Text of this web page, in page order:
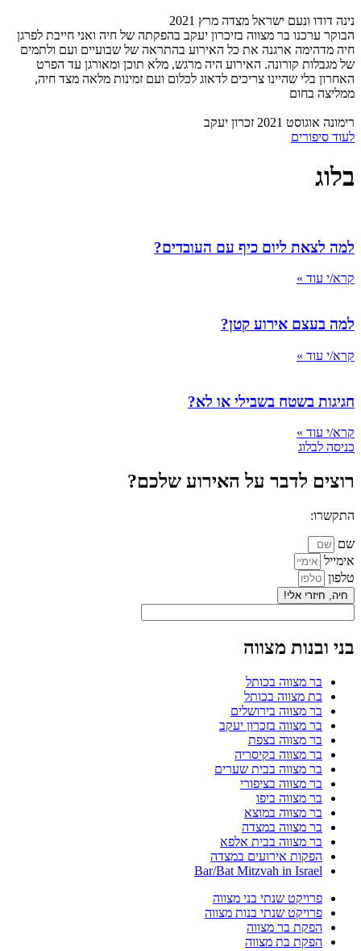
נינה דודו ונעם ישראל מצדה מרץ 2021
הבוקר ערכנו בר מצווה בזיכרון יעקב בהפקתה של חיה ואני חייבת לפרגן
חיה מדהימה ארגנה את כל האירוע בהתראה של שבועיים ועם ולתמים
של מגבלות קורונה. האירוע היה מרגש, מלא תוכן ומאורגן עד הפרט
האחרון בלי שהיינו צריכים לדאוג לכלום ועם זמינות מלאה מצד חיה,
ממליצה בחום
רימונה אוגוסט 2021 זכרון יעקב
לעוד סיפורים
בלוג
למה לצאת ליום כיף עם העובדים?
קרא/י עוד »
למה בעצם אירוע קטן?
קרא/י עוד »
חגיגות בשטח בשבילי או לא?
קרא/י עוד »
כניסה לבלוג
רוצים לדבר על האירוע שלכם?
התקשרו:
שם
אימייל
טלפון
חיה, חיזרי אלי!
בני ובנות מצווה
בר מצווה בכותל
בת מצווה בכותל
בר מצווה בירושלים
בר מצווה בזכרון יעקב
בר מצווה בצפת
בר מצווה בקיסריה
בר מצווה בבית שערים
בר מצווה בציפורי
בר מצווה ביפו
בר מצווה במוצא
בר מצווה במצדה
בר מצווה בבית אלפא
הפקות אירועים במצדה
Bar/Bat Mitzvah in Israel
פרויקט שנתי בני מצווה
פרויקט שנתי בנות מצווה
הפקת בר מצווה
הפקת בת מצווה